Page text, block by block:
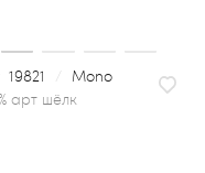
19821
Mono
арт шёлк